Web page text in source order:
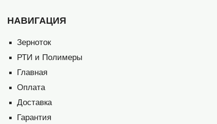
НАВИГАЦИЯ
Зерноток
РТИ и Полимеры
Главная
Оплата
Доставка
Гарантия